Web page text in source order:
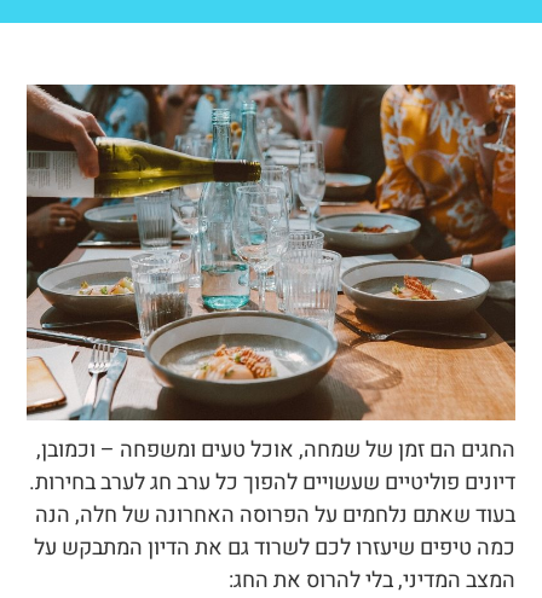
החגים הם זמן של שמחה, אוכל טעים ומשפחה – וכמובן,
דיונים פוליטיים שעשויים להפוך כל ערב חג לערב בחירות.
בעוד שאתם נלחמים על הפרוסה האחרונה של חלה, הנה
כמה טיפים שיעזרו לכם לשרוד גם את הדיון המתבקש על
המצב המדיני, בלי להרוס את החג: